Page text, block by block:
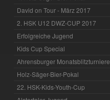
David on Tour - März 2017
2. HSK U12 DWZ-CUP 2017
Erfolgreiche Jugend
Kids Cup Special
Ahrensburger Monatsblitzturniere
Holz-Säger-Bier-Pokal
22. HSK-Kids-Youth-Cup